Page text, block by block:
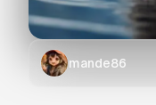
mande86